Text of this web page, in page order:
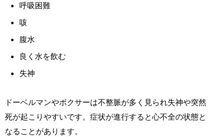
呼吸困難
咳
腹水
良く水を飲む
失神
ドーベルマンやボクサーは不整脈が多く見られ失神や突然
死が起こりやすいです。症状が進行すると心不全の状態と
なることがあります。